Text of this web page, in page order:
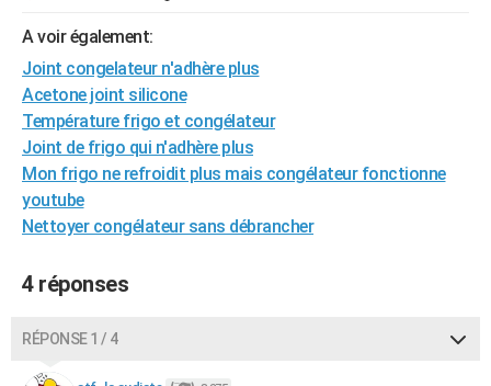
WEEK-END
Guides de France
Escapades
Patrimoine
Expositions
Musées
Week-end nature
+LIFESTYLE
Art de vivre
Bien-être
Loisirs
ModeModes de vie
SANTE
Alimentation
Guide de la santé
Maladies
Médicaments
Sommeil
Destinations
City break
Voyage nature
Voyage de noces
Forum
Climat
+PHOTO
BONS PLANS
CARTE DE VOEUX
Carte de Noël
Carte Bonne année
Carte Saint-Valentin
Carte Pâques
Carte d'anniversaire
A voir également:
Joint congelateur n'adhère plus
Acetone joint silicone
Température frigo et congélateur
Joint de frigo qui n'adhère plus
Mon frigo ne refroidit plus mais congélateur fonctionne
youtube
Nettoyer congélateur sans débrancher
4 réponses
RÉPONSE 1 / 4